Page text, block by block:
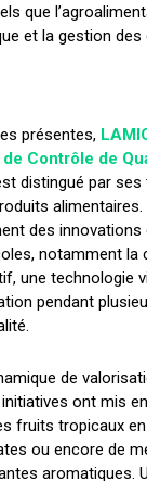
que
et la gestion des
présentes,
Contrôle de
distingué par ses
des
notamment la
une technologie
pendant
de
ont mis
fruits tropicaux
ou encore de
aromatiques.